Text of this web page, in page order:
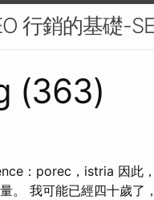
行銷的基礎-
(363)
：porec，istria 因此
。 我可能已經四十歲